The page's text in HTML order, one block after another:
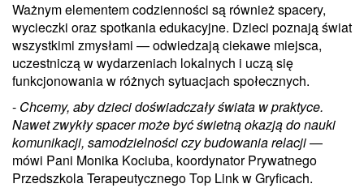
Ważnym elementem codzienności są również spacery,
wycieczki oraz spotkania edukacyjne. Dzieci poznają świat
wszystkimi zmysłami — odwiedzają ciekawe miejsca,
uczestniczą w wydarzeniach lokalnych i uczą się
funkcjonowania w różnych sytuacjach społecznych.
- Chcemy, aby dzieci doświadczały świata w praktyce.
Nawet zwykły spacer może być świetną okazją do nauki
komunikacji, samodzielności czy budowania relacji—
mówi Pani Monika Kociuba, koordynator Prywatnego
Przedszkola Terapeutycznego Top Link w Gryficach.